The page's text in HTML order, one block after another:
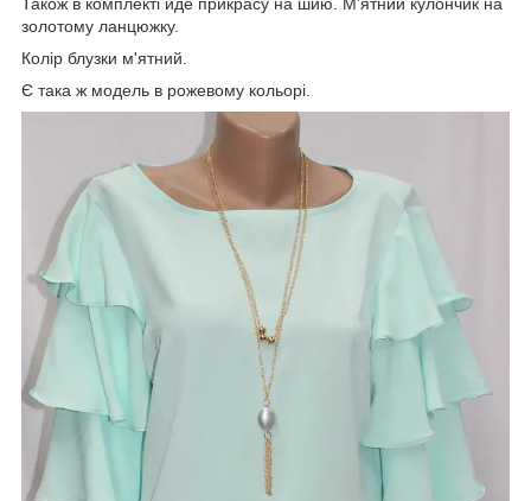
Також в комплекті йде прикрасу на шию. М'ятний кулончик на
золотому ланцюжку.
Колір блузки м'ятний.
Є така ж модель в рожевому кольорі.